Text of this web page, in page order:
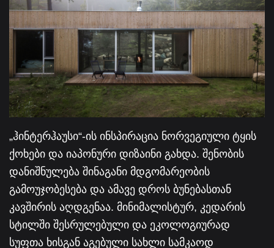
„ჰინტერჰაუსი“-ის ინსპირაცია ნორვეგიული ტყის
ქოხები და იაპონური დიზაინი გახდა. შენობის
დანიშნულება შინაგანი მდგომარეობის
გამოუჯობესება და ამავე დროს ბუნებასთან
კავშირის აღდგენაა. მინიმალისტურ, კედარის
სტილში შესრულებული და ეკოლოგიურად
სუფთა ხისგან აგებული სახლი სამკაოდ